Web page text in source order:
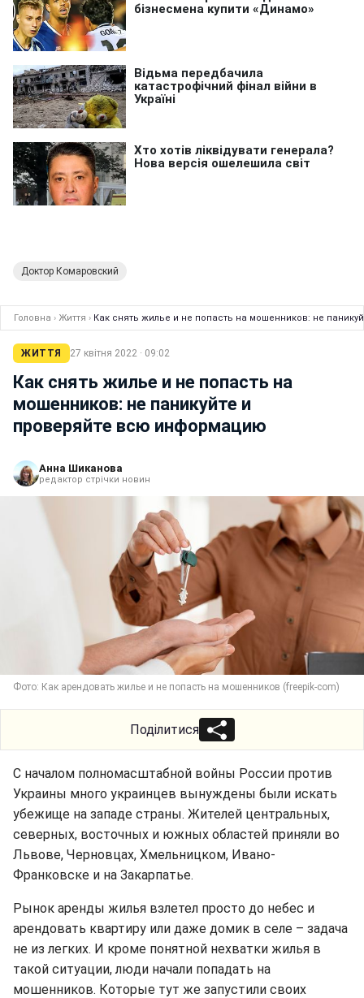
Доктор Комаровский
Головна › Життя › Как снять жилье и не попасть на мошенников: не
ЖИТТЯ 27 квітня 2022 · 09:02
Как снять жилье и не попасть на
мошенников: не паникуйте и
проверяйте всю информацию
Анна Шиканова
редактор стрічки новин
Фото: Как арендовать жилье и не попасть на мошенников (freepik-com)
Поділитися
С началом полномасштабной войны России против
Украины много украинцев вынуждены были искать
убежище на западе страны. Жителей центральных,
северных, восточных и южных областей приняли во
Львове, Черновцах, Хмельницком, Ивано-
Франковске и на Закарпатье.
Рынок аренды жилья взлетел просто до небес и
арендовать квартиру или даже домик в селе – задача
не из легких. И кроме понятной нехватки жилья в
такой ситуации, люди начали попадать на
мошенников. Которые тут же запустили своих